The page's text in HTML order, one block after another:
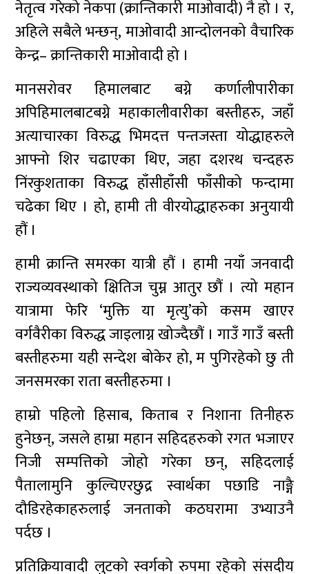
नेतृत्व गरेको नेकपा (क्रान्तिकारी माओवादी) नै हो । र,
अहिले सबैले भन्छन्, माओवादी आन्दोलनको वैचारिक
केन्द्र– क्रान्तिकारी माओवादी हो ।
मानसरोवर हिमालबाट बग्ने कर्णालीपारीका
अपिहिमालबाटबग्ने महाकालीवारीका बस्तीहरु, जहाँ
अत्याचारका विरुद्ध भिमदत्त पन्तजस्ता योद्धाहरुले
आफ्नो शिर चढाएका थिए, जहा दशरथ चन्दहरु
निंरकुशताका विरुद्ध हाँसीहाँसी फाँसीको फन्दामा
चढेका थिए । हो, हामी ती वीरयोद्धाहरुका अनुयायी
हौं ।
हामी क्रान्ति समरका यात्री हौं । हामी नयाँ जनवादी
राज्यव्यवस्थाको क्षितिज चुम्न आतुर छौं । त्यो महान
यात्रामा फेरि ‘मुक्ति या मृत्यु’को कसम खाएर
वर्गवैरीका विरुद्ध जाइलाग्न खोज्दैछौं । गाउँ गाउँ बस्ती
बस्तीहरुमा यही सन्देश बोकेर हो, म पुगिरहेको छु ती
जनसमरका राता बस्तीहरुमा ।
हाम्रो पहिलो हिसाब, किताब र निशाना तिनीहरु
हुनेछन्, जसले हाम्रा महान सहिदहरुको रगत भजाएर
निजी सम्पत्तिको जोहो गरेका छन्, सहिदलाई
पैतालामुनि कुल्चिएरछुद्र स्वार्थका पछाडि नाङ्गै
दौडिरहेकाहरुलाई जनताको कठघरामा उभ्याउनै
पर्दछ ।
प्रतिक्रियावादी लुटको स्वर्गको रुपमा रहेको संसदीय